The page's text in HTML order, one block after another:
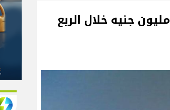
أرباح "أموك" تنمو 37% لتتجاوز 635 مليون جنيه خلال الربع